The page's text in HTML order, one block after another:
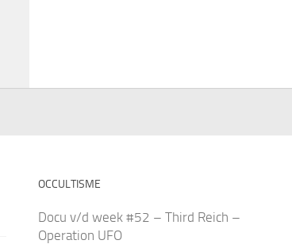
OCCULTISME
Docu v/d week #52 – Third Reich –
Operation UFO